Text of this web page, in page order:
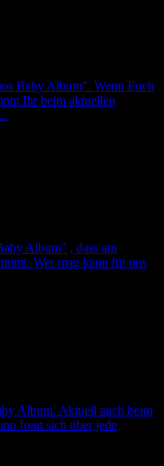
Baby Album". Wenn Euch
Ihr beim aktuellen
Album" , dass am
Wer mag kann für uns
Album. Aktuell auch beim
freut sich über jede